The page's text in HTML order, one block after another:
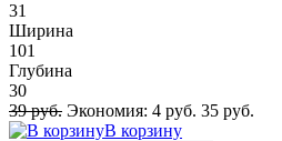
31
Ширина
101
Глубина
30
39 руб. Экономия: 4 руб. 35 руб.
В корзину